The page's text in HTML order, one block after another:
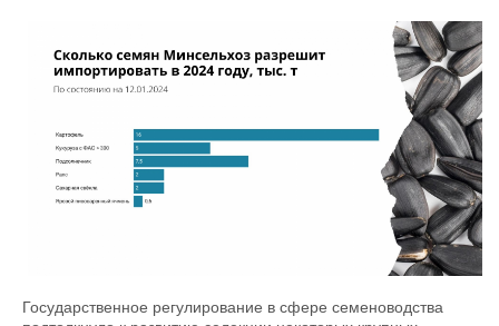
Государственное регулирование в сфере семеноводства